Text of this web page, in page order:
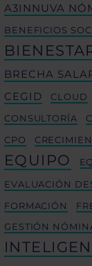
A3INNUVA
BENEFICIOS
BRECHA
CEGID CLOUD
CONSULTORÍA
CPO
EQUIPO
EVALUACIÓN
FORMACIÓN
GESTIÓN